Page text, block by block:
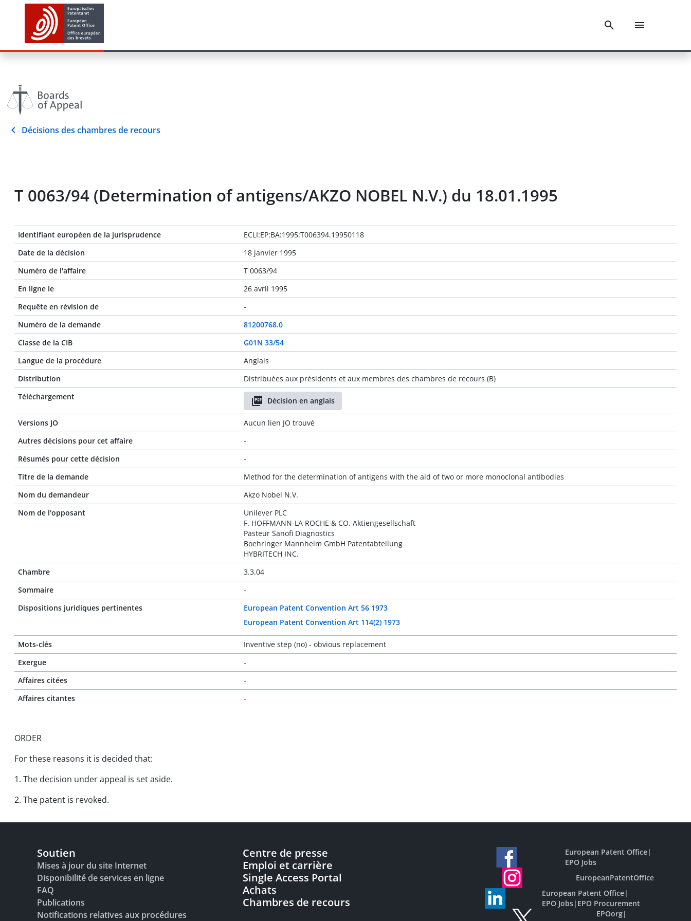
Décisions des chambres de recours
T 0063/94 (Determination of antigens/AKZO NOBEL N.V.) du 18.01.1995
Identifiant européen de la jurisprudence
ECLI:EP:BA:1995:T006394.19950118
Date de la décision
18 janvier 1995
Numéro de l'affaire
T 0063/94
En ligne le
26 avril 1995
Requête en révision de
-
Numéro de la demande
81200768.0
Classe de la CIB
G01N 33/54
Langue de la procédure
Anglais
Distribution
Distribuées aux présidents et aux membres des chambres de recours (B)
Téléchargement
Décision en anglais
Versions JO
Aucun lien JO trouvé
Autres décisions pour cet affaire
-
Résumés pour cette décision
-
Titre de la demande
Method for the determination of antigens with the aid of two or more monoclonal antibodies
Nom du demandeur
Akzo Nobel N.V.
Nom de l'opposant
Unilever PLC
F. HOFFMANN-LA ROCHE & CO. Aktiengesellschaft
Pasteur Sanofi Diagnostics
Boehringer Mannheim GmbH Patentabteilung
HYBRITECH INC.
Chambre
3.3.04
Sommaire
-
Dispositions juridiques pertinentes
European Patent Convention Art 56 1973
European Patent Convention Art 114(2) 1973
Mots-clés
Inventive step (no) - obvious replacement
Exergue
-
Affaires citées
-
Affaires citantes
-
ORDER
For these reasons it is decided that:
1. The decision under appeal is set aside.
2. The patent is revoked.
Soutien
Mises à jour du site Internet
Disponibilité de services en ligne
FAQ
Publications
Notifications relatives aux procédures
Centre de presse
Emploi et carrière
Single Access Portal
Achats
Chambres de recours
European Patent Office|
EPO Jobs
EuropeanPatentOffice
European Patent Office|
EPO Jobs| EPO Procurement
EPOorg|